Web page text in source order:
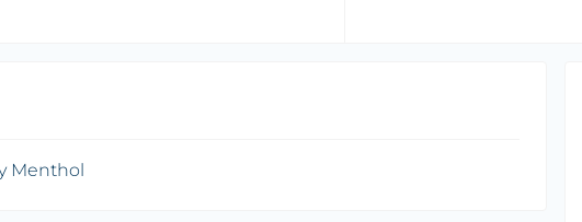
Menthol